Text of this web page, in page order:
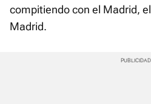
compitiendo con el Madrid,
Madrid.